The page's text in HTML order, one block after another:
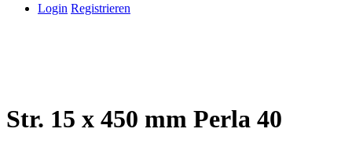
Login Registrieren
Str. 15 x 450 mm Perla 40